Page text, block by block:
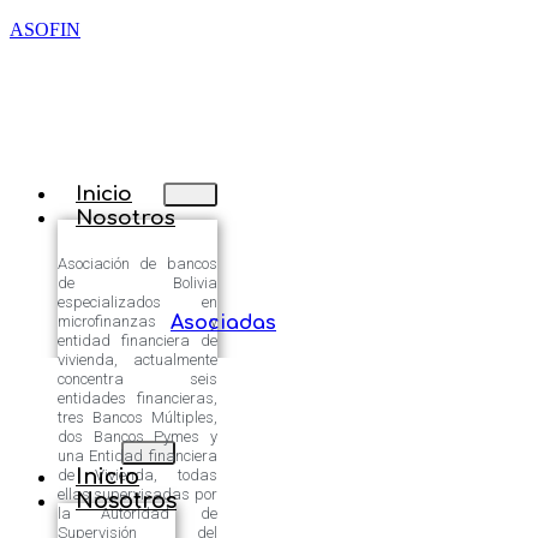
ASOFIN
Inicio
Nosotros
Asociación de bancos
de Bolivia
especializados en
microfinanzas y
entidad financiera de
vivienda, actualmente
concentra seis
entidades financieras,
tres Bancos Múltiples,
dos Bancos Pymes y
una Entidad financiera
de Vivienda, todas
ellas supervisadas por
la Autoridad de
Supervisión del
Asociadas
Inicio
Nosotros